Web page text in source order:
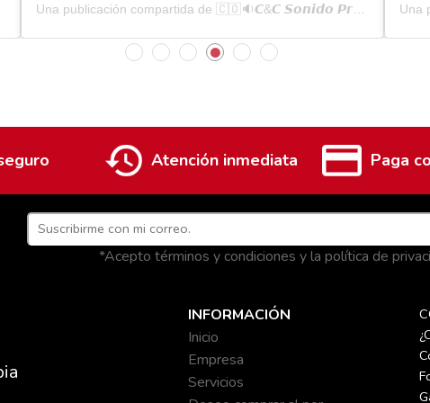
Una publicación compartida de 🇨🇴🔉𝘾&𝘾 𝙎𝙤𝙣𝙞𝙙𝙤 𝙋𝙧𝙤𝙛𝙚𝙨𝙞𝙤𝙣𝙖𝙡🔊🇨🇴 (@cycelectronica_colombia)
Atención inmediata Paga
*Acepto términos y condiciones y la política de
INFORMACIÓN
Inicio
Empresa
Servicios